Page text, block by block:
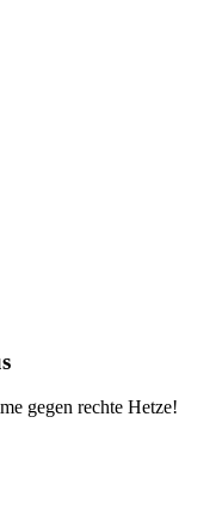
gegen rechte Hetze!